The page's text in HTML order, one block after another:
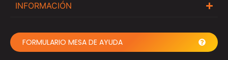
INFORMACIÓN
FORMULARIO MESA DE AYUDA